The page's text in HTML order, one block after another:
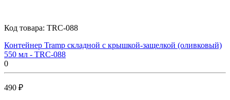
Код товара: TRC-088
Контейнер Tramp складной с крышкой-защелкой (оливковый)
550 мл - TRC-088
0
490 ₽